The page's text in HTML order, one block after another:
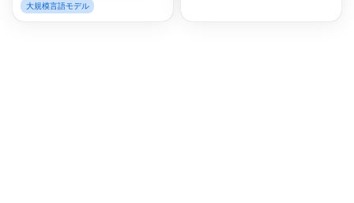
大規模言語モデル